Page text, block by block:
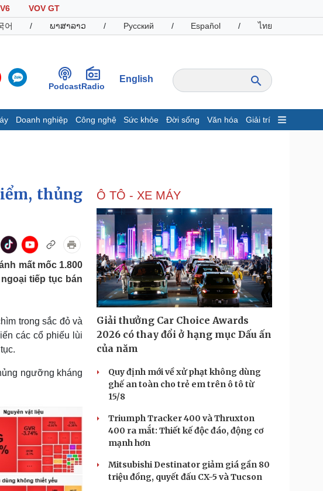
VOV GT
어 / ພາສາລາວ / Русский / Español / ไทย
PodcastRadio
English
Doanh nghiệp Công nghệ Sức khỏe Đời sống Văn hóa Giải trí
Chứng khoán
Giá cà phê
Doanh nghiệp
Thông tin doanh nghiệp
Doanh nghiệp 24h
Doanh nhân
Công nghệ
Sành điệu
Tin Công nghệ
Trải nghiệm
Chuyển đổi số
Du lịch
check-in
Podcast
Câu chuyện thời sự
Cửa sổ tình yêu
Kể chuyện cho bé
thủng
mất mốc 1.800
tiếp tục bán
trong sắc đỏ và
các cổ phiếu lùi
ngưỡng kháng
Ô TÔ - XE MÁY
Giải thưởng Car Choice Awards
2026 có thay đổi ở hạng mục Dấu ấn
của năm
Quy định mới về xử phạt không dùng
ghế an toàn cho trẻ em trên ô tô từ
15/8
Triumph Tracker 400 và Thruxton
400 ra mắt: Thiết kế độc đáo, động cơ
mạnh hơn
Mitsubishi Destinator giảm giá gần 80
triệu đồng, quyết đấu CX-5 và Tucson